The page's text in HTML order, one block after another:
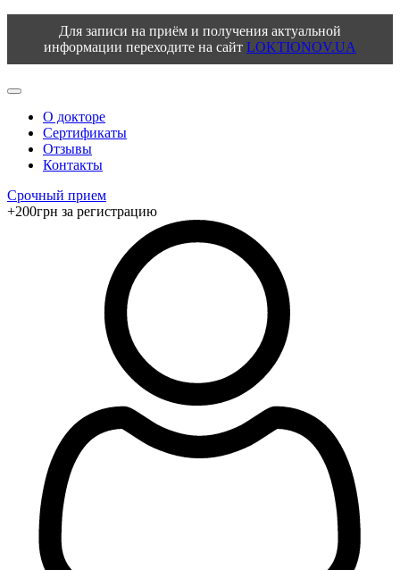
Для записи на приём и получения актуальной
информации переходите на сайт LOKTIONOV.UA
О докторе
Сертификаты
Отзывы
Контакты
Срочный прием
+200грн за регистрацию